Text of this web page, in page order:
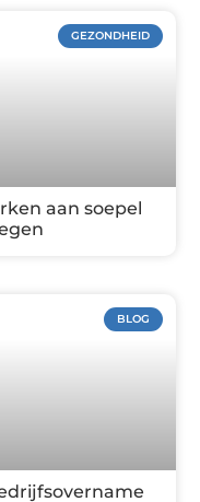
GEZONDHEID
aan soepel
BLOG